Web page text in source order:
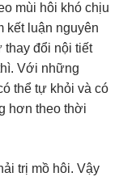
mùi hôi khó chịu
kết luận nguyên
thay đổi nội tiết
Với những
thể tự khỏi và có
hơn theo thời
trị mồ hôi. Vậy